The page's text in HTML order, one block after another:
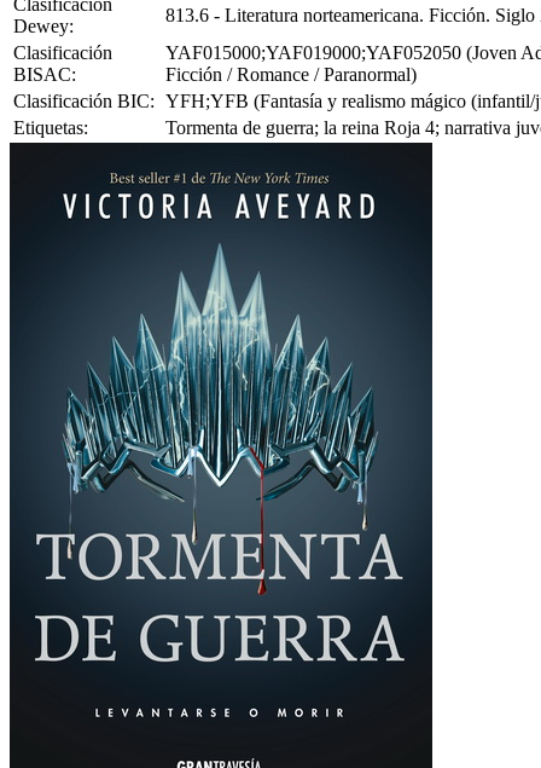
Dewey:
813.6 - Literatura norteamericana. Ficción.
Clasificación
BISAC:
YAF015000;YAF019000;YAF052050 (Joven
Ficción / Romance / Paranormal)
Clasificación BIC: YFH;YFB (Fantasía y realismo mágico
Etiquetas:
Tormenta de guerra; la reina Roja 4; narrativa